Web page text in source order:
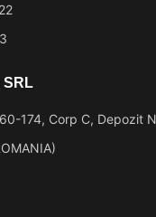
SRL
174, Corp C, Depozit